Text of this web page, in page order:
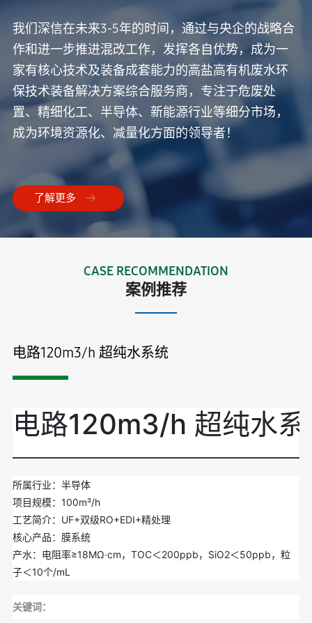
我们深信在未来3-5年的时间，通过与央企的战略合
作和进一步推进混改工作，发挥各自优势，成为一
家有核心技术及装备成套能力的高盐高有机废水环
保技术装备解决方案综合服务商，专注于危废处
置、精细化工、半导体、新能源行业等细分市场，
成为环境资源化、减量化方面的领导者！
了解更多
CASE RECOMMENDATION
案例推荐
电路120m3/h 超纯水系统
电路120m3/h 超纯水系
所属行业：半导体
项目规模：100m³/h
工艺简介：UF+双级RO+EDI+精处理
核心产品：膜系统
产水：电阻率≥18MΩ·cm，TOC＜200ppb，SiO2＜50ppb，粒
子＜10个/mL
关键词：